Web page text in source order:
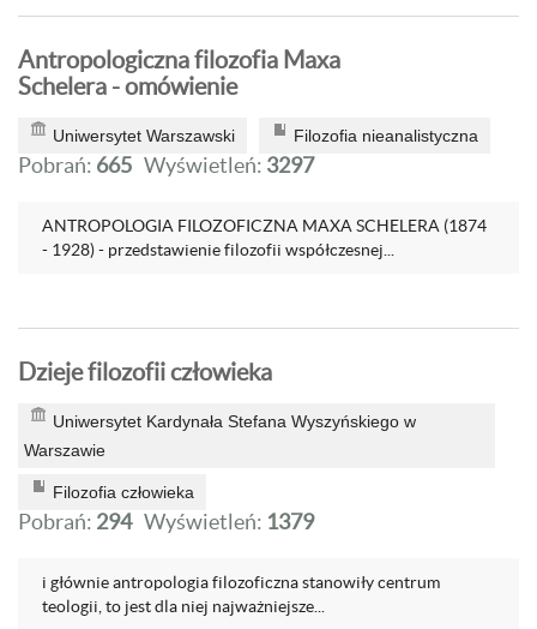
Antropologiczna filozofia Maxa
Schelera - omówienie
Uniwersytet Warszawski Filozofia nieanalistyczna
Pobrań: 665 Wyświetleń: 3297
ANTROPOLOGIA FILOZOFICZNA MAXA SCHELERA (1874
- 1928) - przedstawienie filozofii współczesnej...
Dzieje filozofii człowieka
Uniwersytet Kardynała Stefana Wyszyńskiego w
Warszawie
Filozofia człowieka
Pobrań: 294 Wyświetleń: 1379
i głównie antropologia filozoficzna stanowiły centrum
teologii, to jest dla niej najważniejsze...